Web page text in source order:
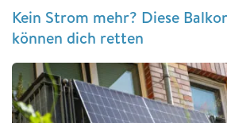
Kein Strom mehr? Diese
können dich retten